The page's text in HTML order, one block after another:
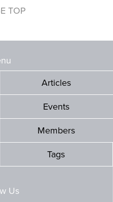
TOP
Articles
Events
Members
Tags
Us